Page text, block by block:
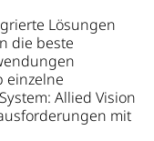
Lösungen
die beste
einzelne
Allied Vision
mit